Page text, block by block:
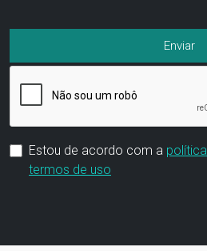
Estou de acordo com a
termos de uso